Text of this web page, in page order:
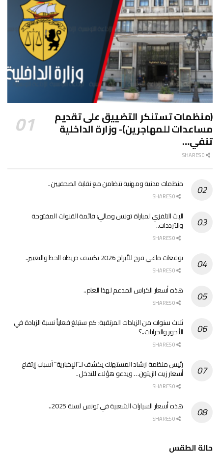
(منظمات تستنكر التضييق على تقديم
مساعدات للمهاجرين)- وزارة الداخلية
تنفي…
منظمات مدنية ومهنية تتضامن مع نقابة الصحفيين..
البث التلفزي لمباراة تونس ومالي: قائمة القنوات المفتوحة
والترددات..
توقعات ماغي فرح للأبراج 2026 تكشف خريطة الحظ والتغيير..
هذه أسعار الكراس المدعم لهذا العام..
ثلاث سنوات من الزيادات المرتقبة: كم ستبلغ فعلياً نسبة الزيادة في
الأجور والجرايات..؟
رئيس منظمة ارشاد المستهلك يكشف لـ”الإخبارية” أسباب إرتفاع
أسعار زيت الزيتون… ويدعو هؤلاء للتدخل..
هذه أسعار السيارات الشعبية في تونس لسنة 2025..
حالة الطقس